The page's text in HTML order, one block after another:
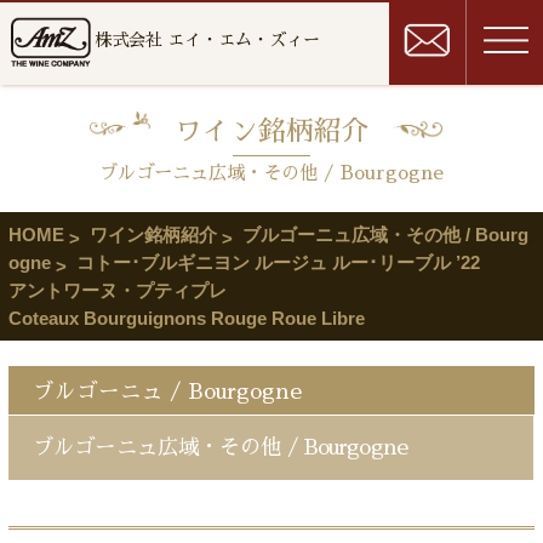
株式会社 エイ・エム・ズィー
ワイン銘柄紹介
ブルゴーニュ広域・その他 / Bourgogne
HOME ワイン銘柄紹介
ブルゴーニュ広域・その他 / Bourg
ogne
コトー･ブルギニヨン ルージュ ルー･リーブル ’22
アントワーヌ・プティプレ
Coteaux Bourguignons Rouge Roue Libre
ブルゴーニュ / Bourgogne
ブルゴーニュ広域・その他 / Bourgogne